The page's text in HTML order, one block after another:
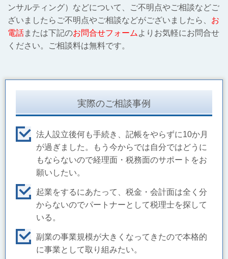
ンサルティング）などについて、ご不明点やご相談などご
ざいましたらご不明点やご相談などがございましたら、 お
電話または下記のお問合せフォーム よりお気軽にお問合せ
ください。ご相談料は無料です。
実際のご相談事例
法人設立後何も手続き、記帳をやらずに10か月
が過ぎました。もう今からでは自分ではどうに
もならないので経理面・税務面のサポートをお
願いしたい。
起業をするにあたって、税金・会計面は全く分
からないのでパートナーとして税理士を探して
いる。
副業の事業規模が大きくなってきたので本格的
に事業として取り組みたい。